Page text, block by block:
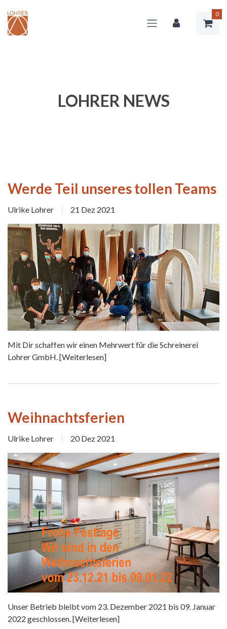
0
LOHRER NEWS
Ulrike Lohrer 21 Dez 2021
Werde Teil unseres tollen Teams
Mit Dir schaffen wir einen Mehrwert für die Schreinerei
Lohrer GmbH.[Weiterlesen]
Ulrike Lohrer 20 Dez 2021
Weihnachtsferien
Unser Betrieb bleibt vom 23. Dezember 2021 bis 09. Januar
2022 geschlossen.[Weiterlesen]